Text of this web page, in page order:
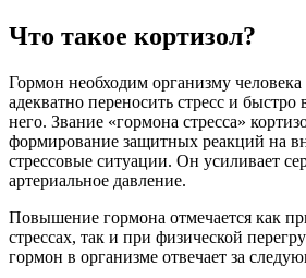
Что такое кортизол?
Гормон необходим организму
адекватно переносить стресс и быстро
него. Звание «гормона стресса»
формирование защитных реакций на
стрессовые ситуации. Он усиливает
артериальное давление.
Повышение гормона отмечается как
стрессах, так и при физической
гормон в организме отвечает за